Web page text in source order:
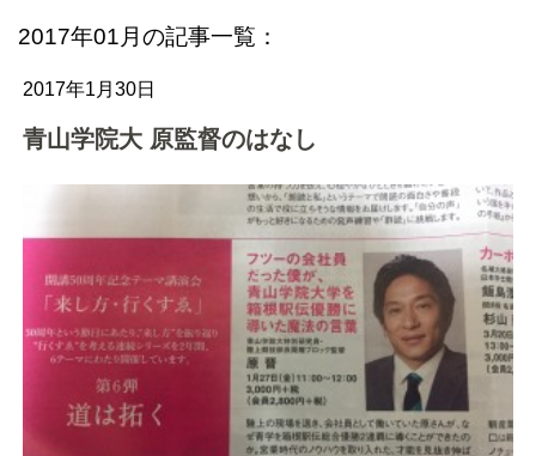
2017年01月の記事一覧：
2017年1月30日
青山学院大 原監督のはなし